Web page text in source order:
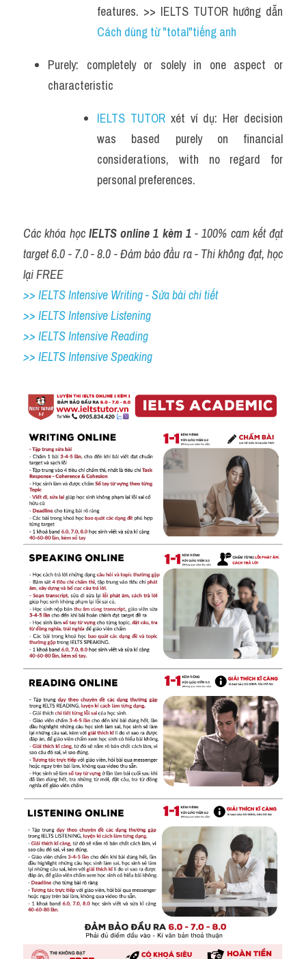
Cách dùng từ "total"tiếng anh
Purely: completely or solely in one aspect or
characteristic
IELTS TUTOR xét ví dụ: Her decision
was based purely on financial
considerations, with no regard for
personal preferences.
Các khóa học IELTS online 1 kèm 1 - 100% cam kết đạt
target 6.0 - 7.0 - 8.0 - Đảm bảo đầu ra - Thi không đạt, học
lại FREE
>> IELTS Intensive Writing - Sửa bài chi tiết
>> IELTS Intensive Listening
>> IELTS Intensive Reading
>> IELTS Intensive Speaking